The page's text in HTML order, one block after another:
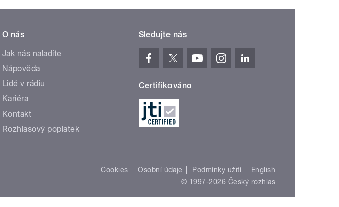
O nás
Jak nás naladíte
Nápověda
Lidé v rádiu
Kariéra
Kontakt
Rozhlasový poplatek
Sledujte nás
Certifikováno
Cookies Osobní údaje Podmínky užití
English
© 1997-2026 Český rozhlas